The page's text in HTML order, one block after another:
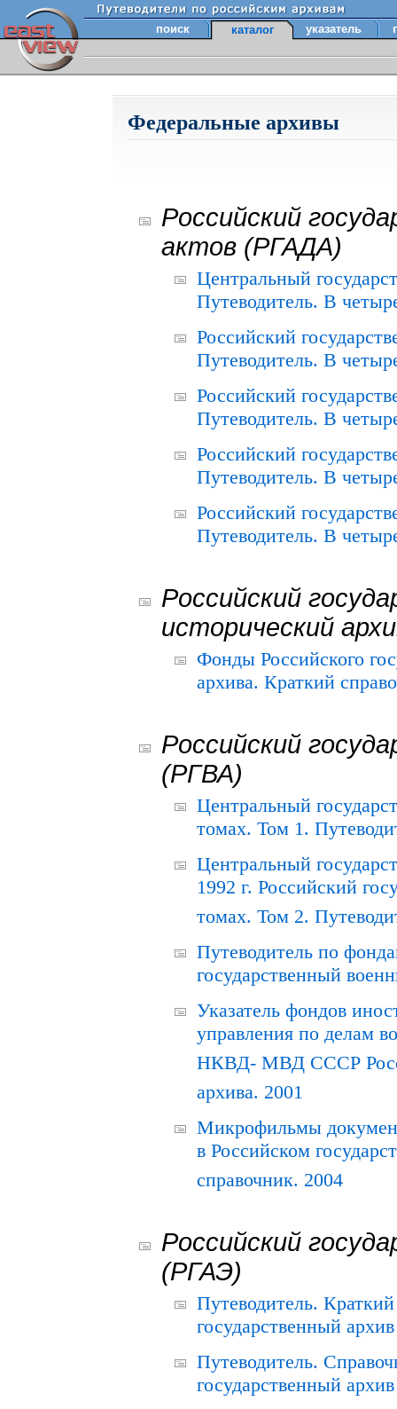
поиск каталог указатель
Федеральные архивы
Российский
актов (РГАДА)
Центральный
Путеводитель. В
Российский
Путеводитель. В
Российский
Путеводитель. В
Российский
Путеводитель. В
Российский
Путеводитель. В
Российский
исторический
Фонды Российского
архива. Краткий
Российский
(РГВА)
Центральный
томах. Том 1.
Центральный
1992 г. Российский
томах. Том 2.
Путеводитель по
государственный
Указатель фондов
управления по делам
НКВД- МВД СССР
архива. 2001
Микрофильмы
в Российском
справочник. 2004
Российский
(РГАЭ)
Путеводитель.
государственный
Путеводитель.
государственный